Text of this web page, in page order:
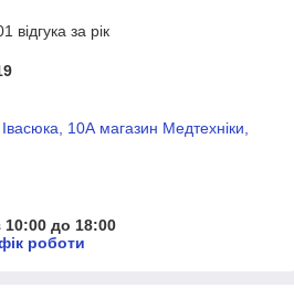
відгука за рік
10А магазин Медтехніки,
10:00 до 18:00
роботи